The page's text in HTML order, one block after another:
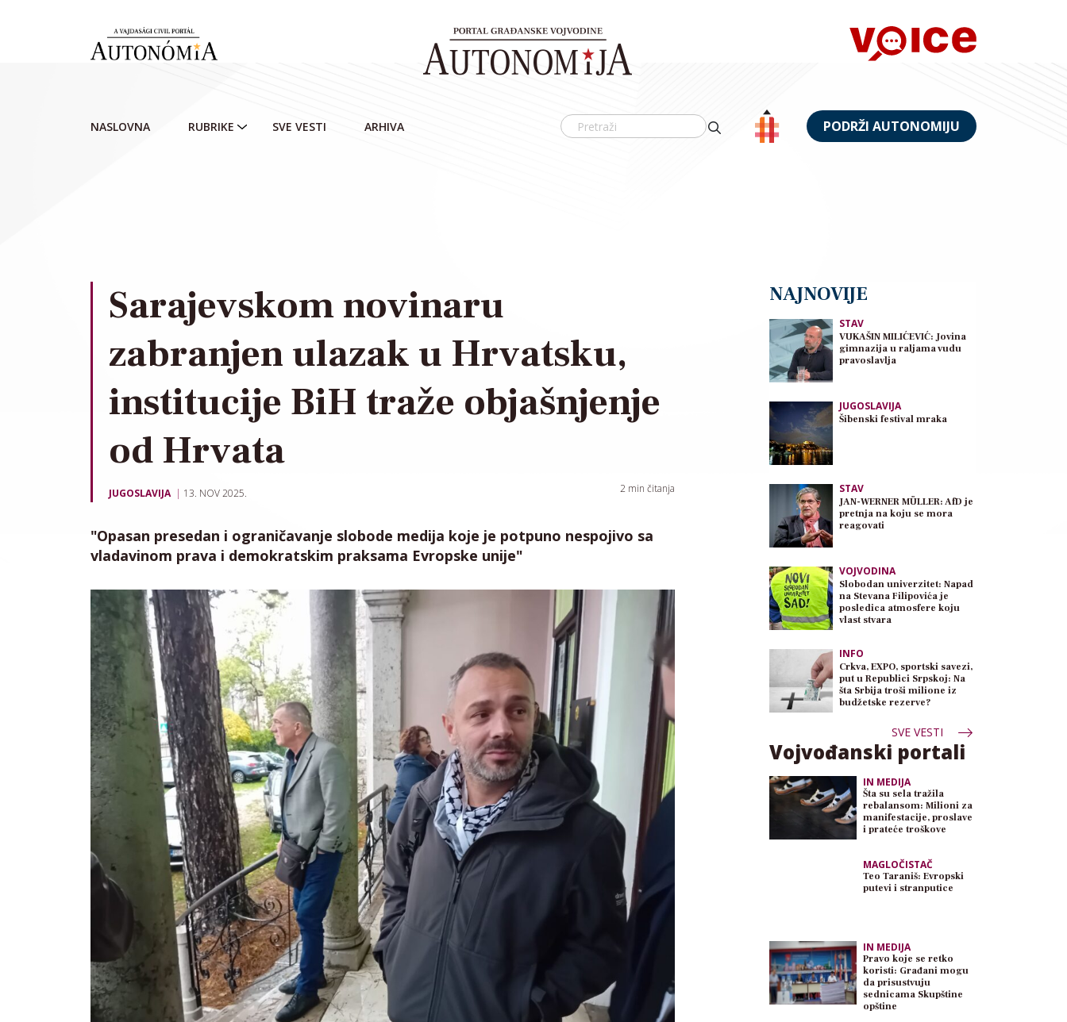
NASLOVNA RUBRIKE SVE VESTI ARHIVA PODRŽI AUTONOMIJU
Sarajevskom novinaru
zabranjen ulazak u Hrvatsku,
institucije BiH traže objašnjenje
od Hrvata
JUGOSLAVIJA 13. NOV 2025. 2 min čitanja
"Opasan presedan i ograničavanje slobode medija koje je potpuno nespojivo sa
vladavinom prava i demokratskim praksama Evropske unije"
NAJNOVIJE
STAV
VUKAŠIN MILIĆEVIĆ: Jovina
gimnazija u raljama vudu
pravoslavlja
JUGOSLAVIJA
Šibenski festival mraka
STAV
JAN-WERNER MÜLLER: AfD je
pretnja na koju se mora
reagovati
VOJVODINA
Slobodan univerzitet: Napad
na Stevana Filipovića je
posledica atmosfere koju
vlast stvara
INFO
Crkva, EXPO, sportski savezi,
put u Republici Srpskoj: Na
šta Srbija troši milione iz
budžetske rezerve?
SVE VESTI
Vojvođanski portali
IN MEDIJA
Šta su sela tražila
rebalansom: Milioni za
manifestacije, proslave
i prateće troškove
MAGLOČISTAČ
Teo Taraniš: Evropski
putevi i stranputice
IN MEDIJA
Pravo koje se retko
koristi: Građani mogu
da prisustvuju
sednicama Skupštine
opštine